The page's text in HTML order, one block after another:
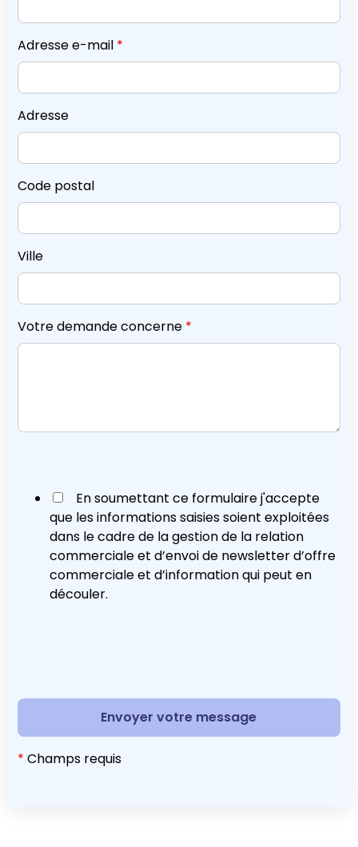
Adresse e-mail *
Adresse
Code postal
Ville
Votre demande concerne *
En soumettant ce formulaire j'accepte
que les informations saisies soient exploitées
dans le cadre de la gestion de la relation
commerciale et d’envoi de newsletter d’offre
commerciale et d’information qui peut en
découler.
* Champs requis